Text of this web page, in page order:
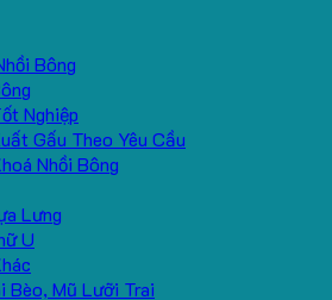
Bông
Nghiệp
Gấu Theo Yêu Cầu
Nhồi Bông
Lưng
U
Bèo, Mũ Lưỡi Trai